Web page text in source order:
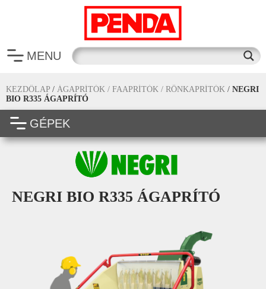
MENU
KEZDŐLAP / ÁGAPRÍTÓK / FAAPRÍTÓK / RÖNKAPRÍTÓK / NEGRI
BIO R335 ÁGAPRÍTÓ
GÉPEK
NEGRI BIO R335 ÁGAPRÍTÓ